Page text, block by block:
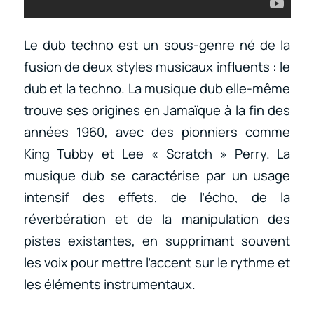
Le dub techno est un sous-genre né de la
fusion de deux styles musicaux influents : le
dub et la techno. La musique dub elle-même
trouve ses origines en Jamaïque à la fin des
années 1960, avec des pionniers comme
King Tubby et Lee « Scratch » Perry. La
musique dub se caractérise par un usage
intensif des effets, de l’écho, de la
réverbération et de la manipulation des
pistes existantes, en supprimant souvent
les voix pour mettre l’accent sur le rythme et
les éléments instrumentaux.